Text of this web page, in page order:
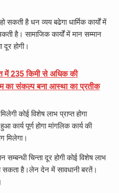
सकती है धन व्यय बढेगा धार्मिक कार्यों में
है। सामाजिक कार्यों में मान सम्मान
दूर होगी।
में 235 किमी से अधिक की
का संकल्प बना आस्था का प्रतीक
कोई विशेष लाभ प्राप्त होगा
कार्य पूर्ण होगा मांगलिक कार्य की
मिलेगा।
सम्बन्धी चिन्ता दूर होगी कोई विशेष लाभ
सकता है।लेन देन में सावधानी बरतें।